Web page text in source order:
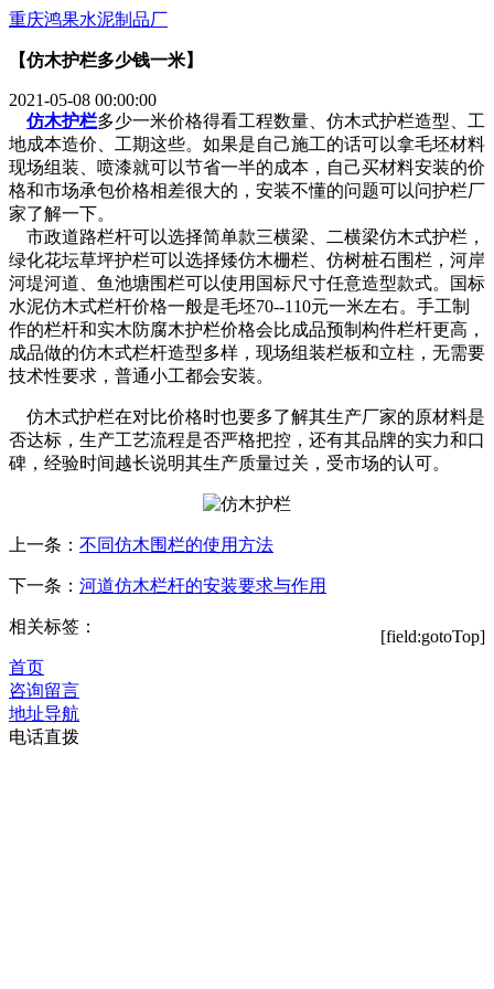
重庆鸿果水泥制品厂
【仿木护栏多少钱一米】
2021-05-08 00:00:00
仿木护栏多少一米价格得看工程数量、仿木式护栏造型、工
地成本造价、工期这些。如果是自己施工的话可以拿毛坯材料
现场组装、喷漆就可以节省一半的成本，自己买材料安装的价
格和市场承包价格相差很大的，安装不懂的问题可以问护栏厂
家了解一下。
市政道路栏杆可以选择简单款三横梁、二横梁仿木式护栏，
绿化花坛草坪护栏可以选择矮仿木栅栏、仿树桩石围栏，河岸
河堤河道、鱼池塘围栏可以使用国标尺寸任意造型款式。国标
水泥仿木式栏杆价格一般是毛坯70--110元一米左右。手工制
作的栏杆和实木防腐木护栏价格会比成品预制构件栏杆更高，
成品做的仿木式栏杆造型多样，现场组装栏板和立柱，无需要
技术性要求，普通小工都会安装。
仿木式护栏在对比价格时也要多了解其生产厂家的原材料是
否达标，生产工艺流程是否严格把控，还有其品牌的实力和口
碑，经验时间越长说明其生产质量过关，受市场的认可。
上一条： 不同仿木围栏的使用方法
下一条： 河道仿木栏杆的安装要求与作用
相关标签：
[field:gotoTop]
首页
咨询留言
地址导航
电话直拨